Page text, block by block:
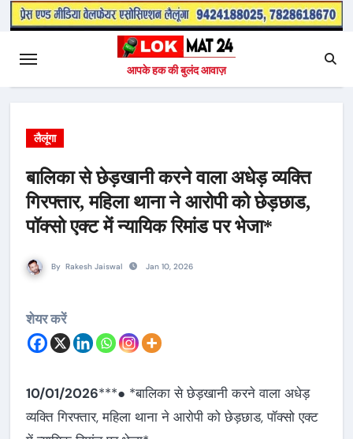
आपके हक की बुलंद आवाज़
लैलूंगा
बालिका से छेड़खानी करने वाला अधेड़ व्यक्ति
गिरफ्तार, महिला थाना ने आरोपी को छेड़छाड,
पॉक्सो एक्ट में न्यायिक रिमांड पर भेजा*
By Rakesh Jaiswal Jan 10, 2026
शेयर करें
10/01/2026***● *बालिका से छेड़खानी करने वाला अधेड़
व्यक्ति गिरफ्तार, महिला थाना ने आरोपी को छेड़छाड, पॉक्सो एक्ट